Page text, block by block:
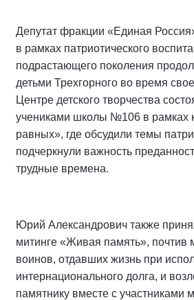
Депутат фракции «Единая
в рамках патриотического
подрастающего поколения
детьми Трехгорного во время
Центре детского творчества
учениками школы №106 в рамках
равных», где обсудили темы
подчеркнули важность
трудные времена.
Юрий Александрович также
митинге «Живая память», почтив
воинов, отдавших жизнь при
интернационального долга, и
памятнику вместе с участниками